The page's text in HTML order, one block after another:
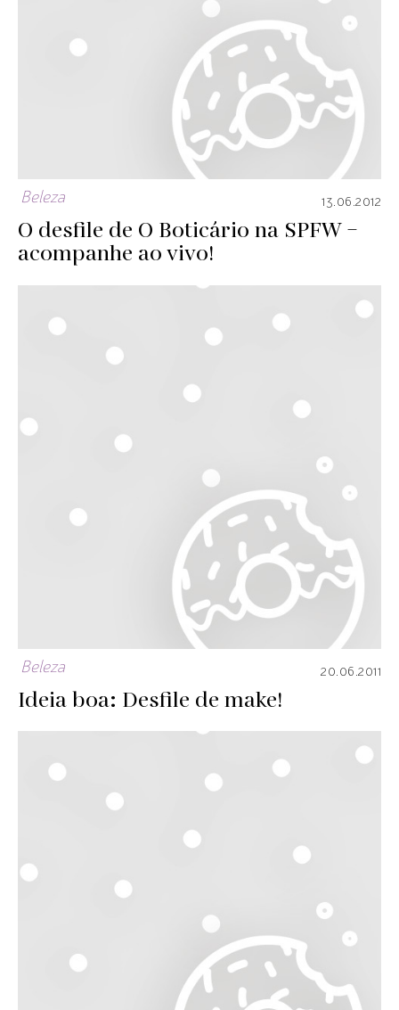
Beleza 13.06.2012
O desfile de O Boticário na SPFW –
acompanhe ao vivo!
Beleza 20.06.2011
Ideia boa: Desfile de make!